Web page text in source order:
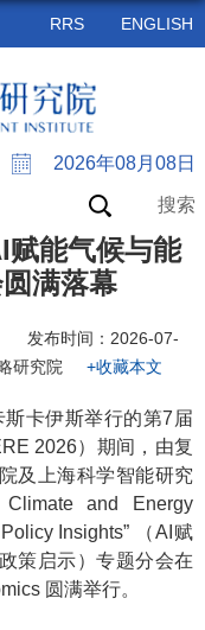
RRS ENGLISH
2026年08月08日
搜索
赋能气候与能
满落幕
发布时间：2026-07-
研究院 +收藏本文
卡伊斯举行的第7届
2026）期间，由复
及上海科学智能研究
and Energy
Insights” （AI赋
策启示）专题分会在
圆满举行。